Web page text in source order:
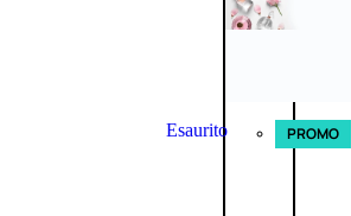
Esaurito PROMO